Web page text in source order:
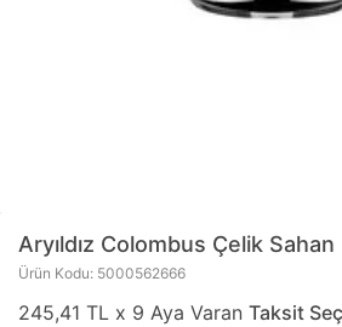
Aryıldız Colombus Çelik Sahan
Ürün Kodu: 5000562666
245,41 TL x 9 Aya Varan Taksit